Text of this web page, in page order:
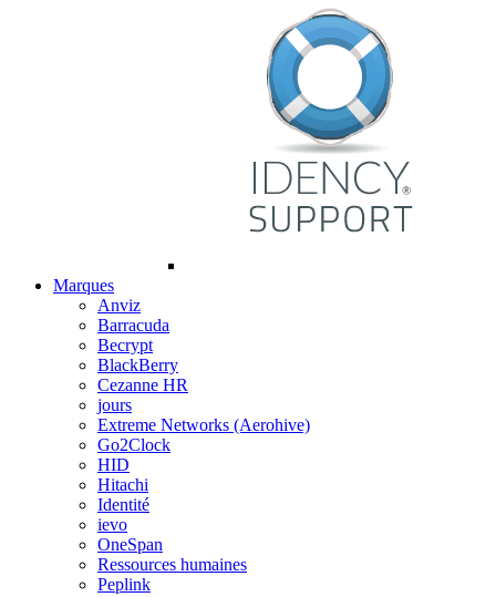
Marques
Anviz
Barracuda
Becrypt
BlackBerry
Cezanne HR
jours
Extreme Networks (Aerohive)
Go2Clock
HID
Hitachi
Identité
ievo
OneSpan
Ressources humaines
Peplink